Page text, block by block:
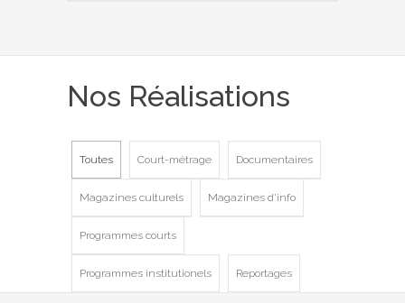
Nos Réalisations
Toutes Court-métrage Documentaires
Magazines culturels Magazines d'info
Programmes courts
Programmes institutionels Reportages